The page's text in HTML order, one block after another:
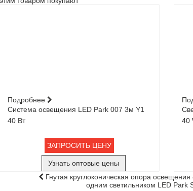
Подробнее
Система освещения LED Park 007 3м Y1
40 Вт
ЗАПРОСИТЬ ЦЕНУ
Узнать оптовые цены
40
Гнутая круглоконическая опора
одним светильником LED Park